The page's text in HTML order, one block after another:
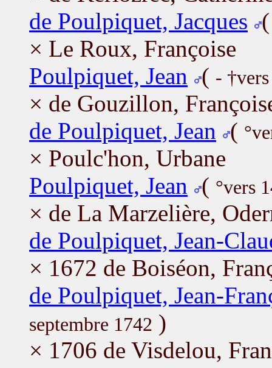
de Poulpiquet, Jacques
× Le Roux, Françoise
Poulpiquet, Jean
( -
× de Gouzillon,
de Poulpiquet, Jean
(
× Poulc'hon, Urbane
Poulpiquet, Jean
( °vers
× de La Marzelière,
de Poulpiquet, Jean-
× 1672 de Boiséon,
de Poulpiquet, Jean-
septembre 1742 )
× 1706 de Visdelou,